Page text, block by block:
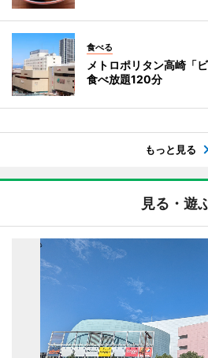
食べる
メトロポリタン高崎「
食べ放題120分
もっと見る
見る・遊